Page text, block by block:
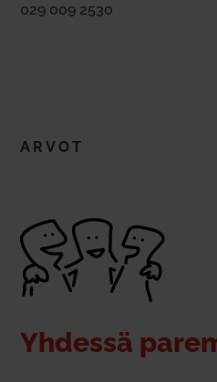
029 009 2530
ARVOT
Yhdessä